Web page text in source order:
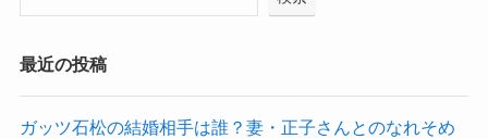
最近の投稿
ガッツ石松の結婚相手は誰？妻・正子さんとのなれそめ